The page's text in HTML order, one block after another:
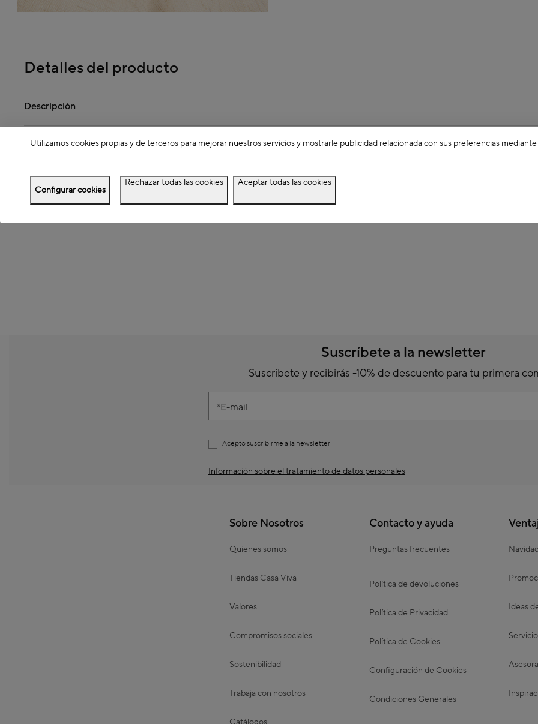
Detalles del producto
Descripción
Dimensiones
Suscríbete a la newsletter
Suscríbete y recibirás -10% de descuento para tu primera
E-mail
Acepto suscribirme a la newsletter
Información sobre el tratamiento de datos personales
Sobre Nosotros
Quienes somos
Tiendas Casa Viva
Valores
Compromisos sociales
Sostenibilidad
Trabaja con nosotros
Contacto y ayuda
Preguntas frecuentes
Política de devoluciones
Política de Privacidad
Política de Cookies
Configuración de Cookies
Condiciones Generales
Navidad
Ideas
Utilizamos cookies propias y de terceros para mejorar nuestros servicios y mostrarle publicidad relacionada con sus preferencias
Configurar cookies
Rechazar todas las cookies Aceptar todas las cookies